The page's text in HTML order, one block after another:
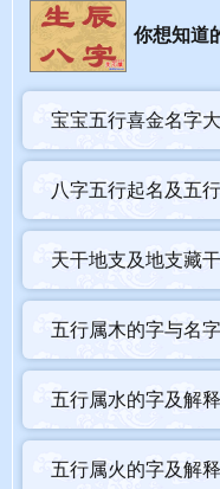
你想知道
宝宝五行喜金名字
八字五行起名及五
天干地支及地支藏干
五行属木的字与名
五行属水的字及解
五行属火的字及解